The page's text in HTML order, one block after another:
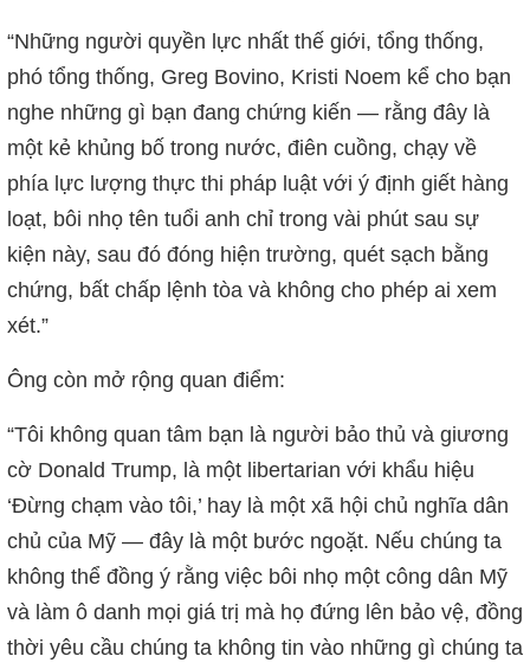
“Những người quyền lực nhất thế giới, tổng thống,
phó tổng thống, Greg Bovino, Kristi Noem kể cho bạn
nghe những gì bạn đang chứng kiến — rằng đây là
một kẻ khủng bố trong nước, điên cuồng, chạy về
phía lực lượng thực thi pháp luật với ý định giết hàng
loạt, bôi nhọ tên tuổi anh chỉ trong vài phút sau sự
kiện này, sau đó đóng hiện trường, quét sạch bằng
chứng, bất chấp lệnh tòa và không cho phép ai xem
xét.”
Ông còn mở rộng quan điểm:
“Tôi không quan tâm bạn là người bảo thủ và giương
cờ Donald Trump, là một libertarian với khẩu hiệu
‘Đừng chạm vào tôi,’ hay là một xã hội chủ nghĩa dân
chủ của Mỹ — đây là một bước ngoặt. Nếu chúng ta
không thể đồng ý rằng việc bôi nhọ một công dân Mỹ
và làm ô danh mọi giá trị mà họ đứng lên bảo vệ, đồng
thời yêu cầu chúng ta không tin vào những gì chúng ta